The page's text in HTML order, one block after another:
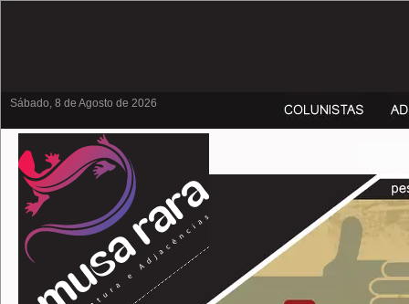
Sábado, 8 de Agosto de 2026